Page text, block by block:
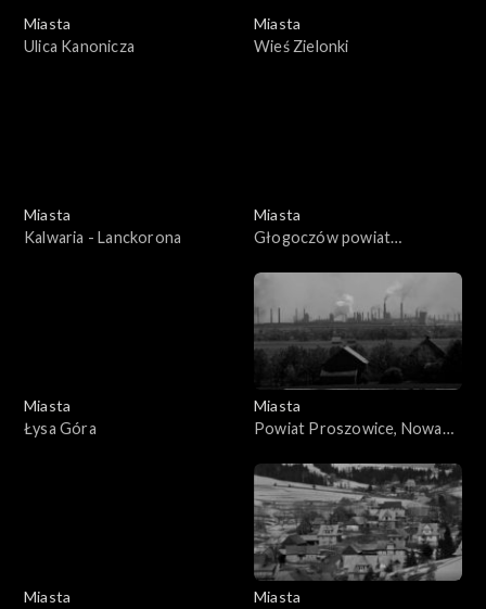
Miasta
Ulica Kanonicza
Miasta
Wieś Zielonki
Miasta
Kalwaria - Lanckorona
Miasta
Głogoczów powiat
Miasta
Łysa Góra
Miasta
Powiat Proszowice, Nowa
Miasta
Miasta